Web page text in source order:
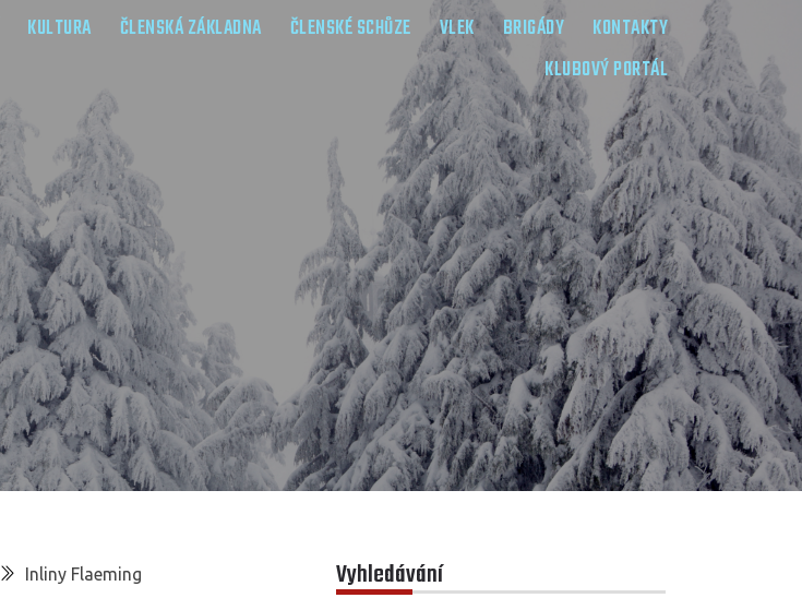
KULTURA ČLENSKÁ ZÁKLADNA ČLENSKÉ SCHŮZE VLEK BRIGÁDY
KONTAKTY
KLUBOVÝ PORTÁL
Inliny Flaeming
Vyhledávání